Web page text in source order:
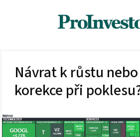
Návrat k růstu
korekce při